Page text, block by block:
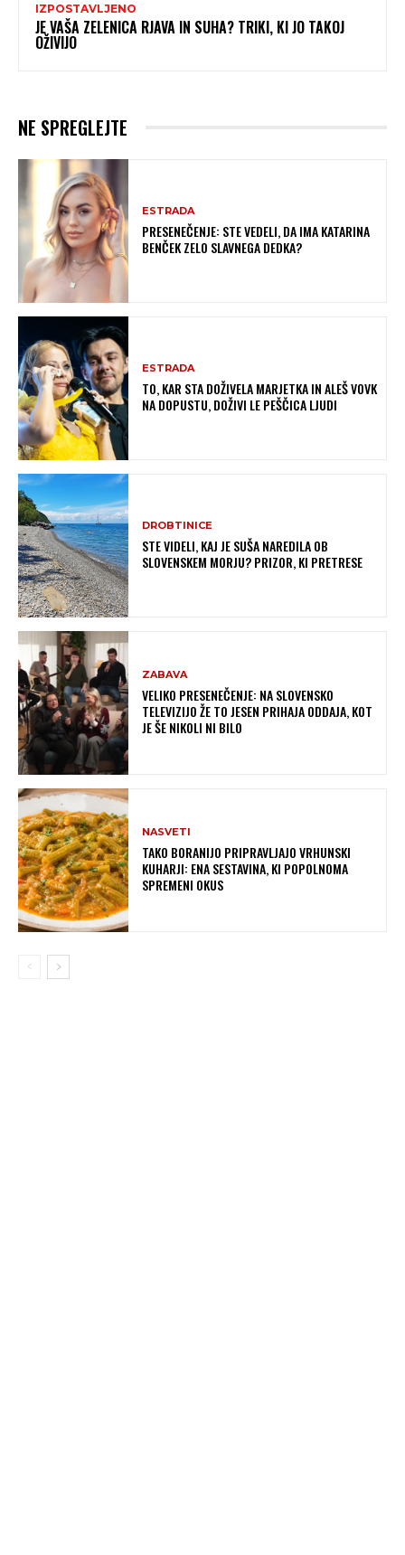
IZPOSTAVLJENO
JE VAŠA ZELENICA RJAVA IN SUHA? TRIKI, KI JO TAKOJ
OŽIVIJO
NE SPREGLEJTE
ESTRADA
PRESENEČENJE: STE VEDELI, DA IMA KATARINA
BENČEK ZELO SLAVNEGA DEDKA?
ESTRADA
TO, KAR STA DOŽIVELA MARJETKA IN ALEŠ VOVK
NA DOPUSTU, DOŽIVI LE PEŠČICA LJUDI
DROBTINICE
STE VIDELI, KAJ JE SUŠA NAREDILA OB
SLOVENSKEM MORJU? PRIZOR, KI PRETRESE
ZABAVA
VELIKO PRESENEČENJE: NA SLOVENSKO
TELEVIZIJO ŽE TO JESEN PRIHAJA ODDAJA, KOT
JE ŠE NIKOLI NI BILO
NASVETI
TAKO BORANIJO PRIPRAVLJAJO VRHUNSKI
KUHARJI: ENA SESTAVINA, KI POPOLNOMA
SPREMENI OKUS